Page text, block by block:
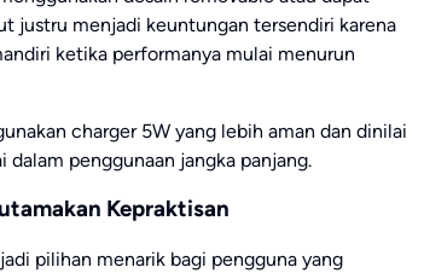
justru menjadi keuntungan tersendiri karena
ketika performanya mulai menurun
charger 5W yang lebih aman dan dinilai
penggunaan jangka panjang.
Kepraktisan
pilihan menarik bagi pengguna yang